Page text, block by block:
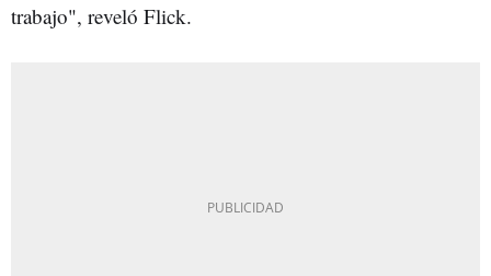
trabajo", reveló Flick.